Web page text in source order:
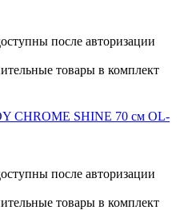
после авторизации
товары в комплект
CHROME SHINE 70 см OL-
после авторизации
товары в комплект